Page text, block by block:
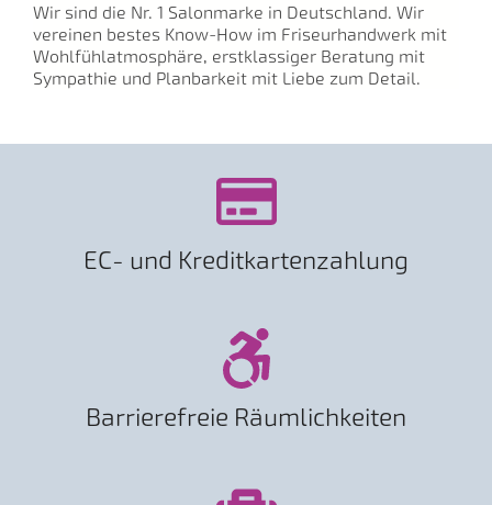
Wir sind die Nr. 1 Salonmarke in Deutschland. Wir
vereinen bestes Know-How im Friseurhandwerk mit
Wohlfühlatmosphäre, erstklassiger Beratung mit
Sympathie und Planbarkeit mit Liebe zum Detail.
EC- und Kreditkartenzahlung
Barrierefreie Räumlichkeiten